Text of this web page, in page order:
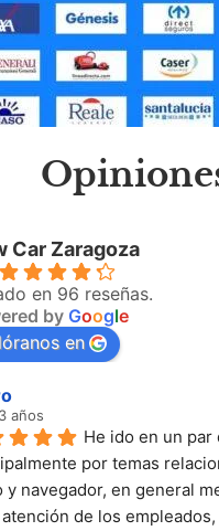
Car Zaragoza
en 96 reseñas.
by Google
en
años
He ido en un par
por temas
y navegador, en general
de los